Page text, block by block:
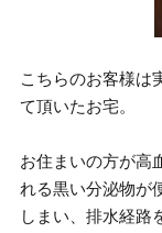
こちらのお客様は
て頂いたお宅。
お住まいの方が高
れる黒い分泌物が
しまい、排水経路